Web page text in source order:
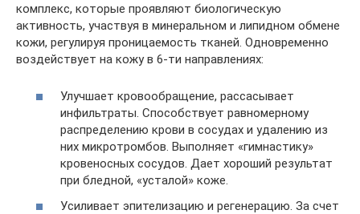
комплекс, которые проявляют биологическую
активность, участвуя в минеральном и липидном обмене
кожи, регулируя проницаемость тканей. Одновременно
воздействует на кожу в 6-ти направлениях:
Улучшает кровообращение, рассасывает
инфильтраты. Способствует равномерному
распределению крови в сосудах и удалению из
них микротромбов. Выполняет «гимнастику»
кровеносных сосудов. Дает хороший результат
при бледной, «усталой» коже.
Усиливает эпителизацию и регенерацию. За счет